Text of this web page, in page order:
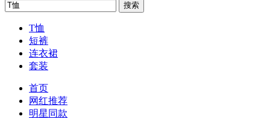
搜索
T恤
短裤
连衣裙
套装
首页
网红推荐
明星同款